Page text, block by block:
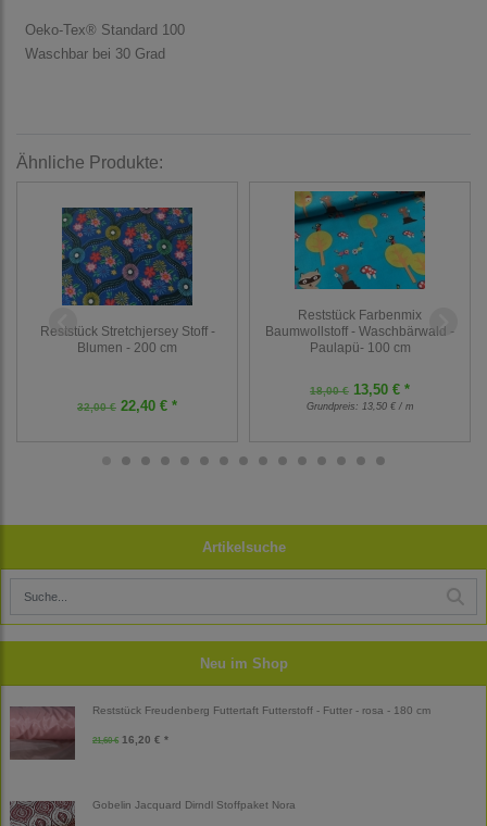
Artikelsuche
Neu im Shop
Reststück Freudenberg Futtertaft Futterstoff - Futter - rosa - 180 cm
21,60 € 16,20 € *
Gobelin Jacquard Dirndl Stoffpaket Nora
Oeko-Tex® Standard 100
Waschbar bei 30 Grad
Ähnliche Produkte:
Reststück Stretchjersey Stoff -
Blumen - 200 cm
32,00 € 22,40 € *
Reststück Farbenmix
Baumwollstoff - Waschbärwald -
Paulapü- 100 cm
18,00 € 13,50 € *
Grundpreis: 13,50 € / m